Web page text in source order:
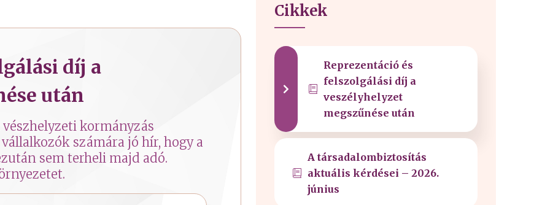
díj a
után
kormányzás
számára jó hír, hogy a
sem terheli majd adó.
Cikkek
Reprezentáció és
felszolgálási díj a
veszélyhelyzet
megszűnése után
A társadalombiztosítás
aktuális kérdései – 2026.
június